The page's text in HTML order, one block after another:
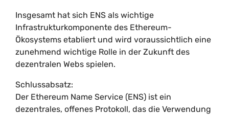
Insgesamt hat sich ENS als wichtige
Infrastrukturkomponente des Ethereum-
Ökosystems etabliert und wird voraussichtlich eine
zunehmend wichtige Rolle in der Zukunft des
dezentralen Webs spielen.
Schlussabsatz:
Der Ethereum Name Service (ENS) ist ein
dezentrales, offenes Protokoll, das die Verwendung